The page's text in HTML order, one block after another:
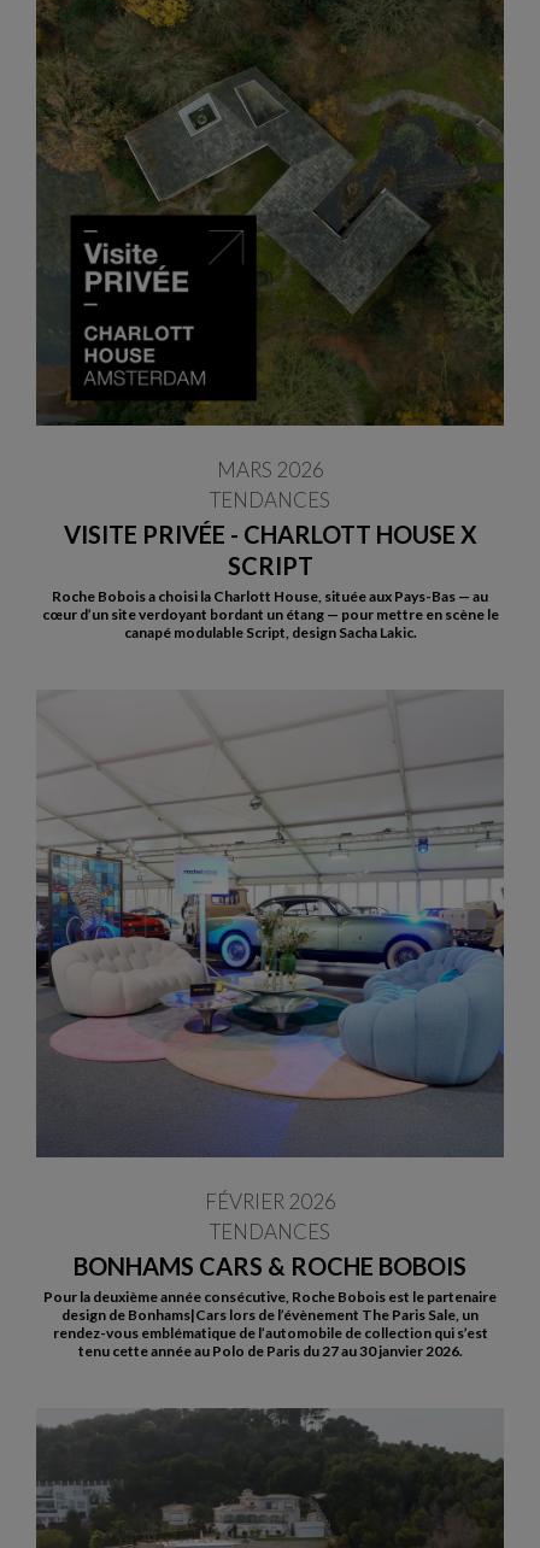
VISITE PRIVÉE - CHARLOTT HOUSE X
SCRIPT
MARS 2026
TENDANCES
Roche Bobois a choisi la Charlott House, située aux Pays-Bas — au
cœur d’un site verdoyant bordant un étang — pour mettre en scène le
canapé modulable Script, design Sacha Lakic.
BONHAMS CARS & ROCHE BOBOIS
FÉVRIER 2026
TENDANCES
Pour la deuxième année consécutive, Roche Bobois est le partenaire
design de Bonhams|Cars lors de l’évènement The Paris Sale, un
rendez-vous emblématique de l’automobile de collection qui s’est
tenu cette année au Polo de Paris du 27 au 30 janvier 2026.